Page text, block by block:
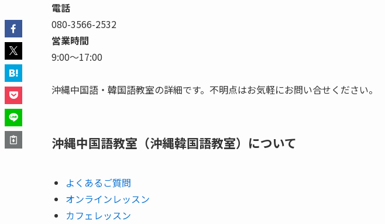
電話
080-3566-2532
営業時間
9:00〜17:00
沖縄中国語・韓国語教室の詳細です。不明点はお気軽にお問い合せください。
沖縄中国語教室（沖縄韓国語教室）について
よくあるご質問
オンラインレッスン
カフェレッスン